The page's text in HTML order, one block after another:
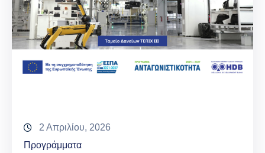
2 Απριλίου, 2026
Προγράμματα